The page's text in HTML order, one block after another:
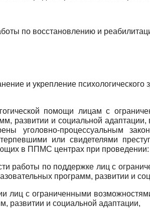
по восстановлению и
и укрепление
помощи лицам с
развитии и социальной
процессуальным
или свидетелями
в ППМС центрах при проведении:
работы по поддержке лиц с
программ, развитии и
лиц с ограниченными
развитии и социальной адаптации,